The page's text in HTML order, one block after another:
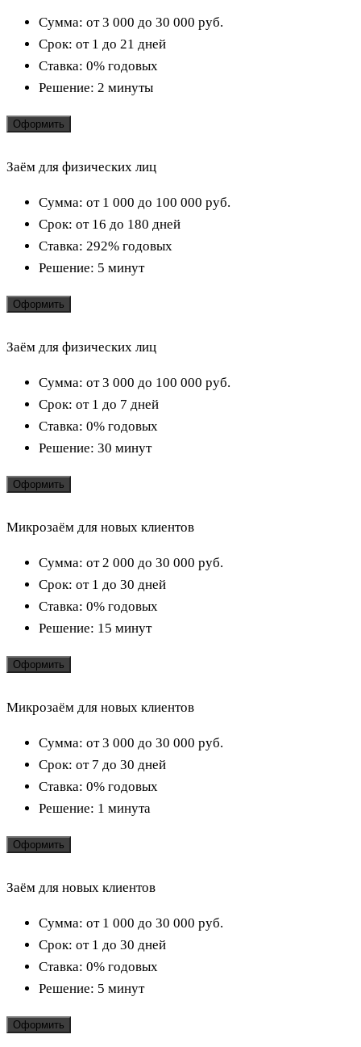
Сумма: от 3 000 до 30 000 руб.
Срок: от 1 до 21 дней
Ставка: 0% годовых
Решение: 2 минуты
Оформить
Заём для физических лиц
Сумма: от 1 000 до 100 000 руб.
Срок: от 16 до 180 дней
Ставка: 292% годовых
Решение: 5 минут
Оформить
Заём для физических лиц
Сумма: от 3 000 до 100 000 руб.
Срок: от 1 до 7 дней
Ставка: 0% годовых
Решение: 30 минут
Оформить
Микрозаём для новых клиентов
Сумма: от 2 000 до 30 000 руб.
Срок: от 1 до 30 дней
Ставка: 0% годовых
Решение: 15 минут
Оформить
Микрозаём для новых клиентов
Сумма: от 3 000 до 30 000 руб.
Срок: от 7 до 30 дней
Ставка: 0% годовых
Решение: 1 минута
Оформить
Заём для новых клиентов
Сумма: от 1 000 до 30 000 руб.
Срок: от 1 до 30 дней
Ставка: 0% годовых
Решение: 5 минут
Оформить